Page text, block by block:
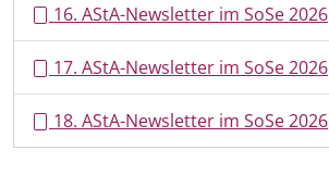
16. AStA-Newsletter im SoSe 2026
17. AStA-Newsletter im SoSe 2026
18. AStA-Newsletter im SoSe 2026